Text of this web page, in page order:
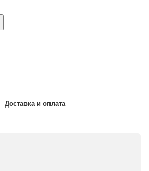
Доставка и оплата